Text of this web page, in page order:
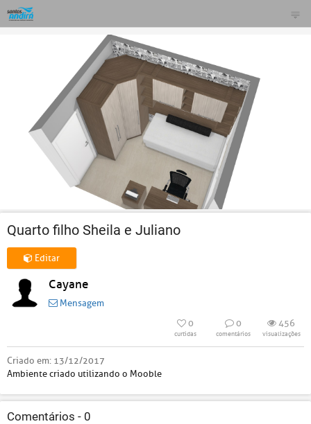
Quarto filho Sheila e Juliano
Editar
Cayane
Mensagem
0
curtidas
0
comentários
456
visualizações
Criado em: 13/12/2017
Ambiente criado utilizando o Mooble
Comentários - 0